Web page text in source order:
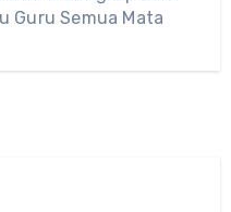
Guru Semua Mata